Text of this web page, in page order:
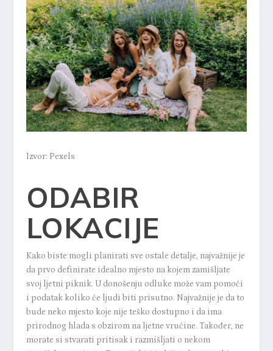
Izvor: Pexels
ODABIR
LOKACIJE
Kako biste mogli planirati sve ostale detalje, najvažnije je
da prvo definirate idealno mjesto na kojem zamišljate
svoj ljetni piknik. U donošenju odluke može vam pomoći
i podatak koliko će ljudi biti prisutno. Najvažnije je da to
bude neko mjesto koje nije teško dostupno i da ima
prirodnog hlada s obzirom na ljetne vrućine. Također, ne
morate si stvarati pritisak i razmišljati o nekom